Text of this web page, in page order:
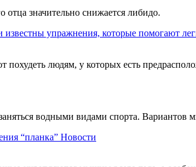
значительно снижается либидо.
известны упражнения, которые помогают
людям, у которых есть
водными видами спорта.
“планка” Новости